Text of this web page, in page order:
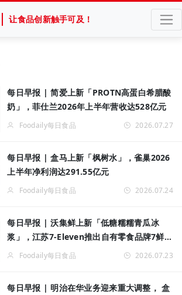
让食品创新触手可及！
每日早报 | 简爱上新「PROTN高蛋白希腊酸
奶」，菲仕兰2026年上半年营收达528亿元
Foodaily每日食品 2026.07.27
每日早报 | 盒马上新「枫树水」，雀巢2026
上半年净利润达291.55亿元
Foodaily每日食品 2026.07.24
每日早报 | 沃集鲜上新「低糖糯糯青瓜冰
浆」，江苏7-Eleven推出自有零食品牌7鲜零
食
Foodaily每日食品 2026.07.23
每日早报 | 明治在华业务迎来重大调整， 盒